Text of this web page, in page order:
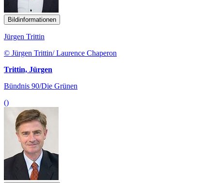
Bildinformationen
Jürgen Trittin
© Jürgen Trittin/ Laurence Chaperon
Trittin, Jürgen
Bündnis 90/Die Grünen
()